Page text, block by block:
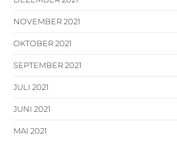
NOVEMBER 2021
OKTOBER 2021
SEPTEMBER 2021
JULI 2021
JUNI 2021
MAI 2021